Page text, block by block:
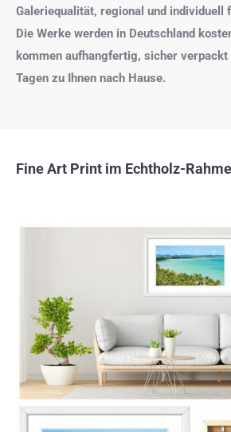
Galeriequalität, regional und individuell
Die Werke werden in Deutschland
kommen aufhangfertig, sicher verpackt
Tagen zu Ihnen nach Hause.
Fine Art Print im Echtholz-